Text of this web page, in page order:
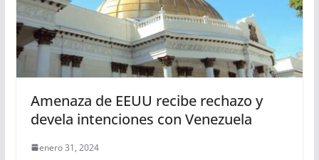
Amenaza de EEUU recibe rechazo y
devela intenciones con Venezuela
enero 31, 2024